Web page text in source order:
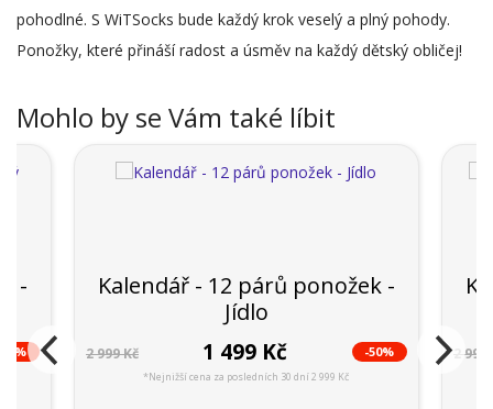
pohodlné. S WiTSocks bude každý krok veselý a plný pohody.
Ponožky, které přináší radost a úsměv na každý dětský obličej!
Mohlo by se Vám také líbit
Kalendář - 12 párů ponožek -
Jídlo
2 999 Kč 1 499 Kč -50%
*Nejnižší cena za posledních 30 dní 2 999 Kč
2
-